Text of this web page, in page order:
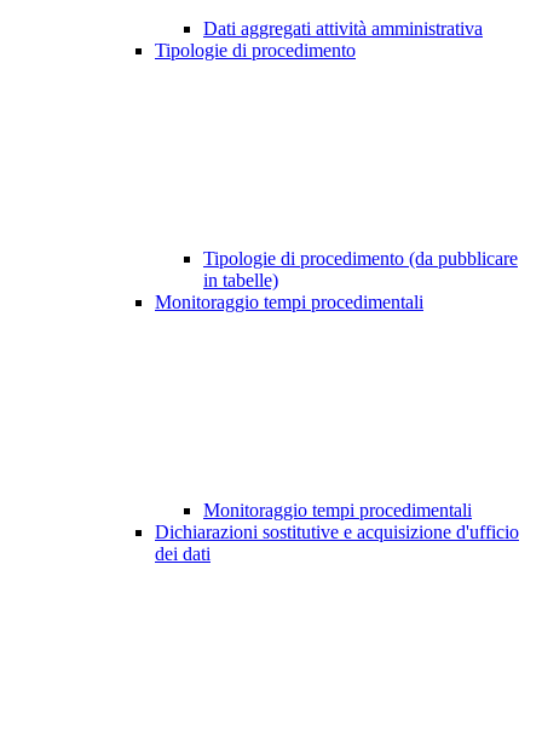
Dati aggregati attività amministrativa
Tipologie di procedimento
Tipologie di procedimento (da pubblicare
in tabelle)
Monitoraggio tempi procedimentali
Monitoraggio tempi procedimentali
Dichiarazioni sostitutive e acquisizione d'ufficio
dei dati